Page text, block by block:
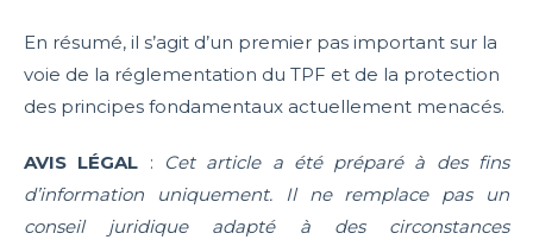
En résumé, il s’agit d’un premier pas important sur la
voie de la réglementation du TPF et de la protection
des principes fondamentaux actuellement menacés.
AVIS LÉGAL :
Cet article a été préparé à des fins
d’information uniquement. Il ne remplace pas un
conseil juridique adapté à des circonstances